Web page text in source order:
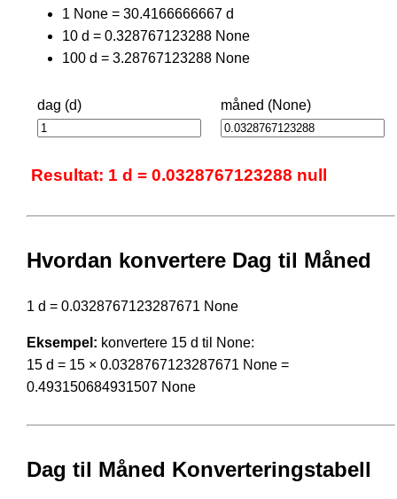
1 None = 30.4166666667 d
10 d = 0.328767123288 None
100 d = 3.28767123288 None
dag (d) måned (None)
Resultat: 1 d = 0.0328767123288 null
Hvordan konvertere Dag til Måned
1 d = 0.0328767123287671 None
Eksempel: konvertere 15 d til None:
15 d = 15 × 0.0328767123287671 None =
0.493150684931507 None
Dag til Måned Konverteringstabell